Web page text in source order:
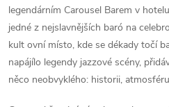
legendárním Carousel Barem v
jedné z nejslavnějších baró na
kult ovní místo, kde se dékady točí
napájílo legendy jazzové scény,
něco neobvyklého: historii,